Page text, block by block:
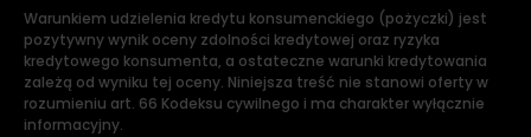
Warunkiem udzielenia kredytu konsumenckiego (pożyczki) jest
pozytywny wynik oceny zdolności kredytowej oraz ryzyka
kredytowego konsumenta, a ostateczne warunki kredytowania
zależą od wyniku tej oceny. Niniejsza treść nie stanowi oferty w
rozumieniu art. 66 Kodeksu cywilnego i ma charakter wyłącznie
informacyjny.